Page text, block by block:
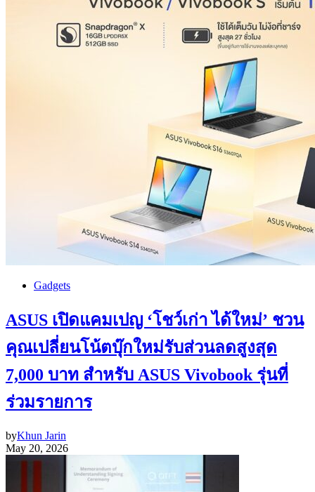
Gadgets
ASUS เปิดแคมเปญ ‘โชว์เก่า ได้ใหม่’ ชวน
คุณเปลี่ยนโน้ตบุ๊กใหม่รับส่วนลดสูงสุด
7,000 บาท สำหรับ ASUS Vivobook รุ่นที่
ร่วมรายการ
byKhun Jarin
May 20, 2026